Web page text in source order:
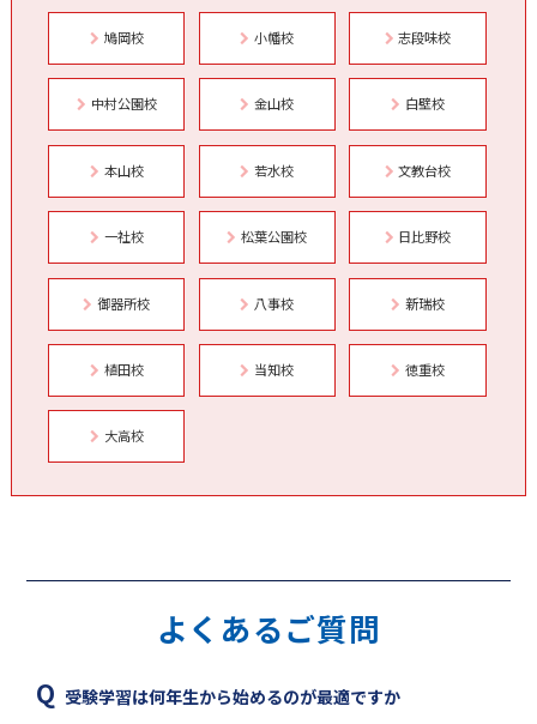
鳩岡校 小幡校 志段味校
中村公園校 金山校 白壁校
本山校 若水校 文教台校
一社校 松葉公園校 日比野校
御器所校 八事校 新瑞校
植田校 当知校 徳重校
大高校
よくあるご質問
受験学習は何年生から始めるのが最適ですか